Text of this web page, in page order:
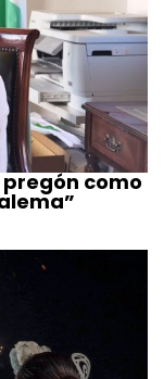
pregón como